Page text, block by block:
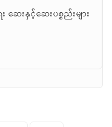
ေးနှင့်ဆေးပစ္စည်းများ